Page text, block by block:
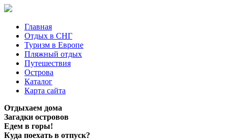
Главная
Отдых в СНГ
Туризм в Европе
Пляжный отдых
Путешествия
Острова
Каталог
Карта сайта
Отдыхаем дома
Загадки островов
Едем в горы!
Куда поехать в отпуск?